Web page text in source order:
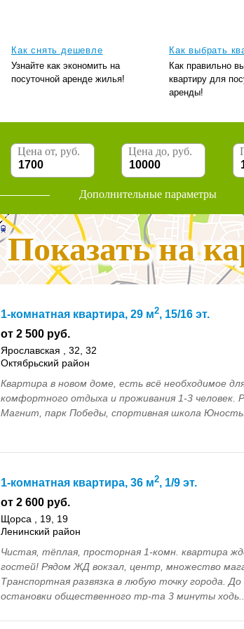
Как снять дешевле
Узнайте как экономить на
посуточной аренде жилья!
Как выбрать
Как правильно
квартиру для
аренды!
Цена от, руб. Цена до, руб.
Дополнительные параметры
Показать на
1-комнатная квартира, 29 м2, 15/16 эт.
от 2 500 руб.
Ярославская , 32, 32
Октябрьский район
Квартира в новом доме, есть всё необходимое
комфортного отдыха и проживания 1-3 человек.
Магнит, парк Победы, спортивная школа
1-комнатная квартира, 36 м2, 1/9 эт.
от 2 600 руб.
Щорса , 19, 19
Ленинский район
Чистая, тёплая, просторная 1-комн. квартира
гостей! Рядом ЖД вокзал, центр, множество
Транспортная развязка в любую точку города. До
остановки общественного тр-та 3 минуты